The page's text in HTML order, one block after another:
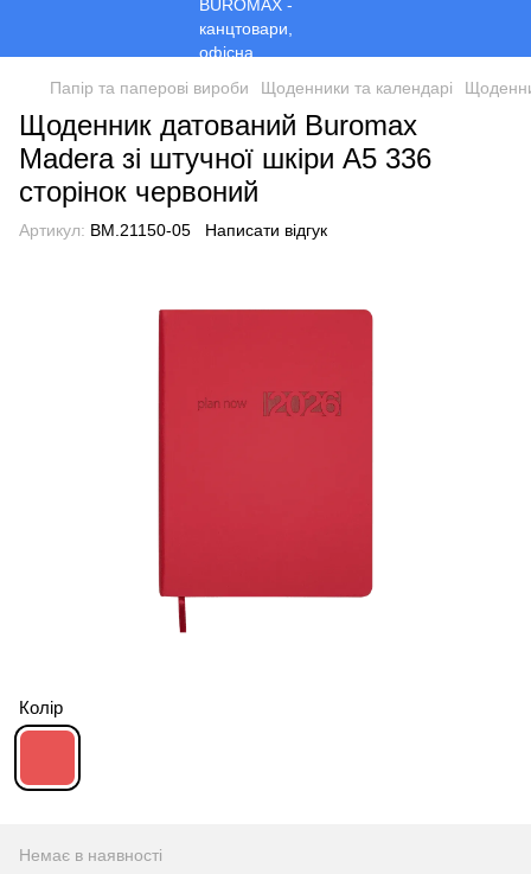
Папір та паперові вироби Щоденники та календарі
Щоденник датований Buromax
Madera зі штучної шкіри А5 336
сторінок червоний
Артикул: BM.21150-05 Написати відгук
Колір
Немає в наявності